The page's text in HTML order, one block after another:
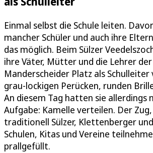
Einmal selbst die Schule leiten.
mancher Schüler und auch ihre
das möglich. Beim Sülzer
ihre Väter, Mütter und die Lehrer der
Manderscheider Platz als
grau-lockigen Perücken, runden
An diesem Tag hatten sie allerdings
Aufgabe: Kamelle verteilen. Der
traditionell Sülzer, Klettenberger
Schulen, Kitas und Vereine
prallgefüllt.